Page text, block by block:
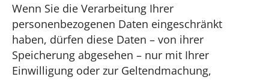
Wenn Sie die Verarbeitung Ihrer
personenbezogenen Daten eingeschränkt
haben, dürfen diese Daten – von ihrer
Speicherung abgesehen – nur mit Ihrer
Einwilligung oder zur Geltendmachung,